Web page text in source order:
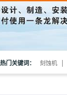
热门关键词： 刻蚀机